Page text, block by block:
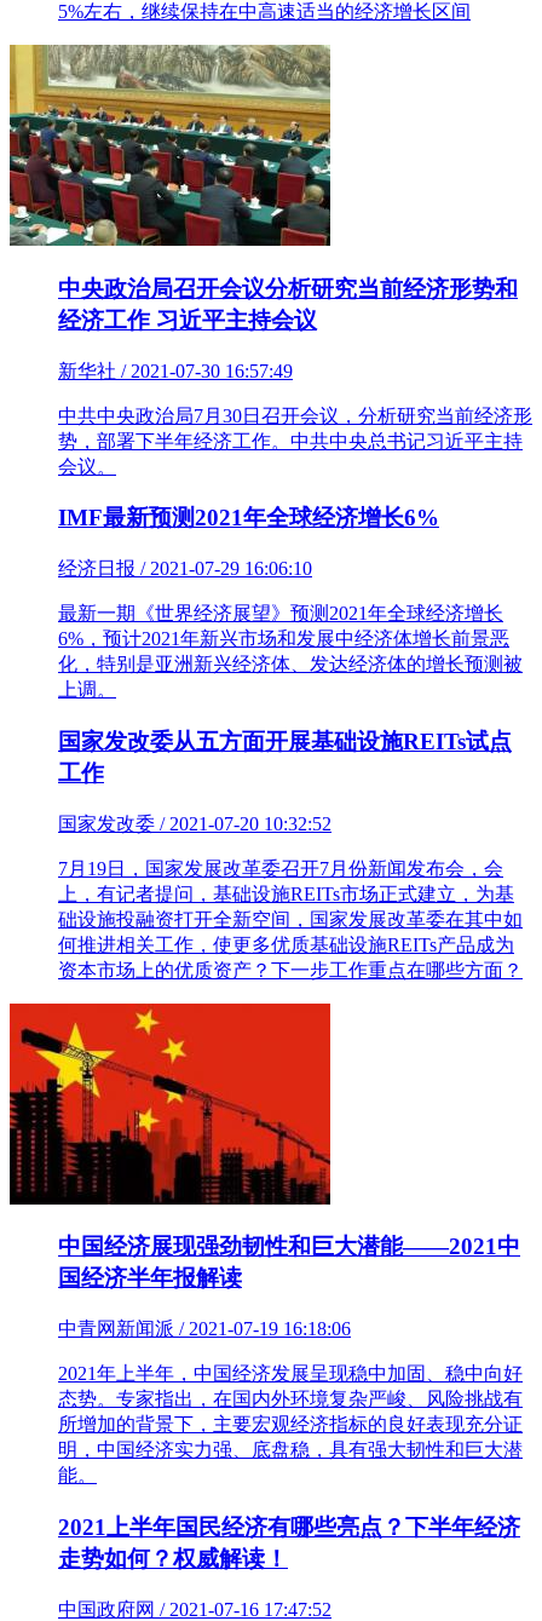
5%左右，继续保持在中高速适当的经济增长区间
中央政治局召开会议分析研究当前经济形势和
经济工作 习近平主持会议
新华社 / 2021-07-30 16:57:49
中共中央政治局7月30日召开会议，分析研究当前经济形
势，部署下半年经济工作。中共中央总书记习近平主持
会议。
IMF最新预测2021年全球经济增长6%
经济日报 / 2021-07-29 16:06:10
最新一期《世界经济展望》预测2021年全球经济增长
6%，预计2021年新兴市场和发展中经济体增长前景恶
化，特别是亚洲新兴经济体、发达经济体的增长预测被
上调。
国家发改委从五方面开展基础设施REITs试点
工作
国家发改委 / 2021-07-20 10:32:52
7月19日，国家发展改革委召开7月份新闻发布会，会
上，有记者提问，基础设施REITs市场正式建立，为基
础设施投融资打开全新空间，国家发展改革委在其中如
何推进相关工作，使更多优质基础设施REITs产品成为
资本市场上的优质资产？下一步工作重点在哪些方面？
中国经济展现强劲韧性和巨大潜能——2021中
国经济半年报解读
中青网新闻派 / 2021-07-19 16:18:06
2021年上半年，中国经济发展呈现稳中加固、稳中向好
态势。专家指出，在国内外环境复杂严峻、风险挑战有
所增加的背景下，主要宏观经济指标的良好表现充分证
明，中国经济实力强、底盘稳，具有强大韧性和巨大潜
能。
2021上半年国民经济有哪些亮点？下半年经济
走势如何？权威解读！
中国政府网 / 2021-07-16 17:47:52